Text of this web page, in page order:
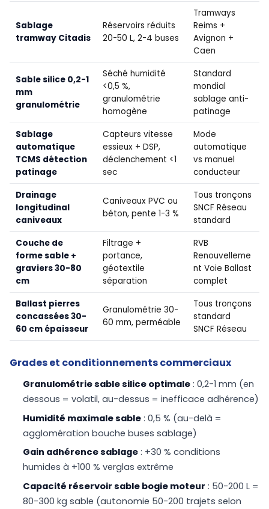
Sablage
tramway Citadis
Réservoirs réduits
20-50 L, 2-4 buses
Tramways
Reims +
Avignon +
Caen
Sable silice 0,2-1
mm
granulométrie
Séché humidité
<0,5 %,
granulométrie
homogène
Standard
mondial
sablage anti-
patinage
Sablage
automatique
TCMS détection
patinage
Capteurs vitesse
essieux + DSP,
déclenchement <1
sec
Mode
automatique
vs manuel
conducteur
Drainage
longitudinal
caniveaux
Caniveaux PVC ou
béton, pente 1-3 %
Tous tronçons
SNCF Réseau
standard
Couche de
forme sable +
graviers 30-80
cm
Filtrage +
portance,
géotextile
séparation
RVB
Renouvelleme
nt Voie Ballast
complet
Ballast pierres
concassées 30-
60 cm épaisseur
Granulométrie 30-
60 mm, perméable
Tous tronçons
standard
SNCF Réseau
Grades et conditionnements commerciaux
Granulométrie sable silice optimale : 0,2-1 mm (en
dessous = volatil, au-dessus = inefficace adhérence)
Humidité maximale sable : 0,5 % (au-delà =
agglomération bouche buses sablage)
Gain adhérence sablage : +30 % conditions
humides à +100 % verglas extrême
Capacité réservoir sable bogie moteur : 50-200 L =
80-300 kg sable (autonomie 50-200 trajets selon